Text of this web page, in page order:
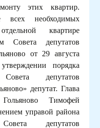
этих квартир.
всех необходимых
квартире
Совета депутатов
от 29 августа
порядка
депутатов
депутат. Глава
Тимофей
управой района
депутатов